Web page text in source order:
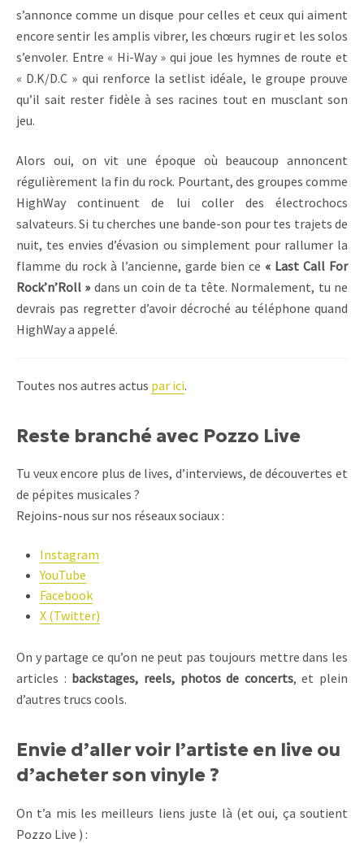
s’annonce comme un disque pour celles et ceux qui aiment
encore sentir les amplis vibrer, les chœurs rugir et les solos
s’envoler. Entre « Hi-Way » qui joue les hymnes de route et
« D.K/D.C » qui renforce la setlist idéale, le groupe prouve
qu’il sait rester fidèle à ses racines tout en musclant son
jeu.
Alors oui, on vit une époque où beaucoup annoncent
régulièrement la fin du rock. Pourtant, des groupes comme
HighWay continuent de lui coller des électrochocs
salvateurs. Si tu cherches une bande-son pour tes trajets de
nuit, tes envies d’évasion ou simplement pour rallumer la
flamme du rock à l’ancienne, garde bien ce « Last Call For
Rock’n’Roll »dans un coin de ta tête. Normalement, tu ne
devrais pas regretter d’avoir décroché au téléphone quand
HighWay a appelé.
Toutes nos autres actus par ici.
Reste branché avec Pozzo Live
Tu veux encore plus de lives, d’interviews, de découvertes et
de pépites musicales ?
Rejoins-nous sur nos réseaux sociaux :
Instagram
YouTube
Facebook
X (Twitter)
On y partage ce qu’on ne peut pas toujours mettre dans les
articles : backstages, reels, photos de concerts, et plein
d’autres trucs cools.
Envie d’aller voir l’artiste en live ou
d’acheter son vinyle ?
On t’a mis les meilleurs liens juste là (et oui, ça soutient
Pozzo Live ) :